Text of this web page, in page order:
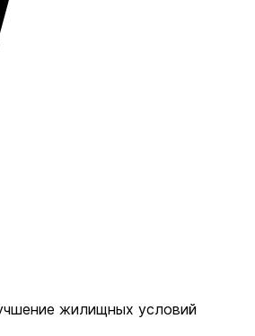
жилищных условий